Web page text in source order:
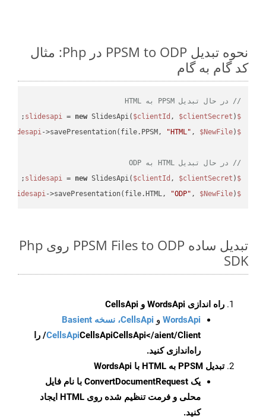
نحوه تبدیل PPSM to ODP در Php: مثال
کد گام به گام
// در حال تبدیل PPSM به HTML
$slidesapi
= new SlidesApi( $clientId , $clientSecret );
$slidesapi
->savePresentation(file.PPSM, "HTML" , $NewFile
// در حال تبدیل HTML به ODP
$slidesapi
= new SlidesApi( $clientId , $clientSecret );
$slidesapi
->savePresentation(file.HTML, "ODP" , $NewFile);
تبدیل ساده PPSM Files to ODP روی Php
SDK
راه اندازی WordsApi و CellsApi
WordsApi و CellsApi، نسخه Basient
CellsApiCellsApi
CellsApi</aient/Client/ را
راه‌اندازی کنید.
تبدیل PPSM به HTML با WordsApi
یک ConvertDocumentRequest با نام فایل
محلی و فرمت تنظیم شده روی HTML ایجاد
کنید.